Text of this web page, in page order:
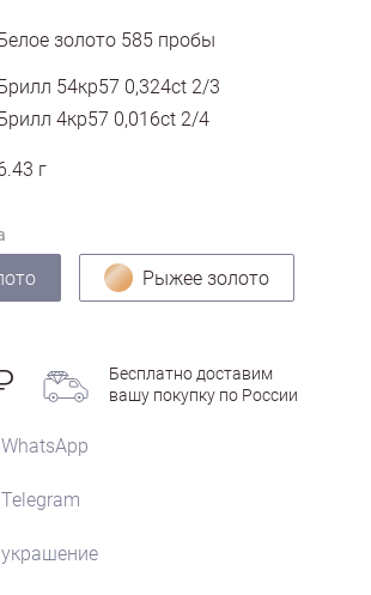
золото 585 пробы
54кр57 0,324ct 2/3
4кр57 0,016ct 2/4
г
Рыжее золото
Бесплатно доставим
вашу покупку по России